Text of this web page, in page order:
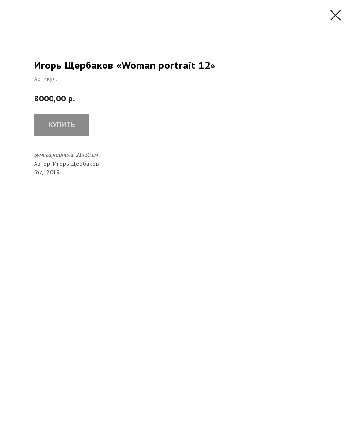
Игорь Щербаков «Woman portrait 12»
Артикул:
8000,00 р.
КУПИТЬ
Бумага, чернила. 21х30 см
Автор: Игорь Щербаков
Год: 2019